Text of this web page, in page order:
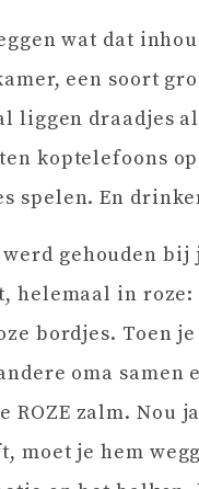
wat dat
een soort
liggen draadjes
koptelefoons
spelen. En
gehouden
helemaal in
bordjes. Toen
oma
ROZE zalm. Nou
moet je hem